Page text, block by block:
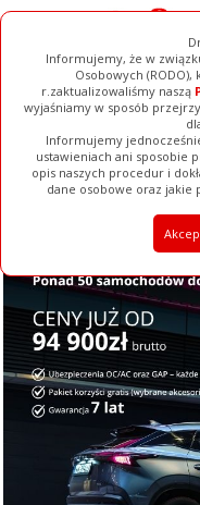
Informujemy, że w
Osobowych
r.zaktualizowaliśmy naszą
wyjaśniamy w sposób
Informujemy
ustawieniach ani sposobie
opis naszych procedur i
dane osobowe oraz jakie
Ogłoszenia Filmy